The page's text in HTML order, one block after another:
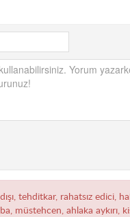
tehditkar, rahatsız edici,
müstehcen, ahlaka aykırı,